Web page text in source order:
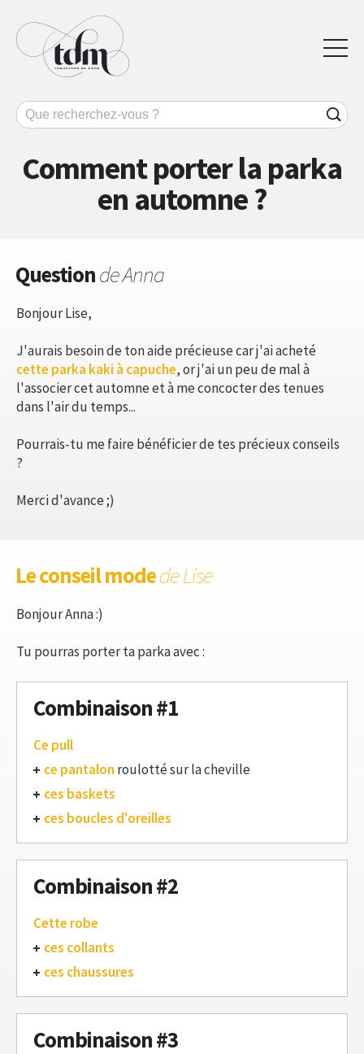
Comment porter la parka
en automne ?
Questionde Anna
Bonjour Lise,
J'aurais besoin de ton aide précieuse car j'ai acheté
cette parka kaki à capuche, or j'ai un peu de mal à
l'associer cet automne et à me concocter des tenues
dans l'air du temps...
Pourrais-tu me faire bénéficier de tes précieux conseils
?
Merci d'avance ;)
Le conseil modede Lise
Bonjour Anna :)
Tu pourras porter ta parka avec :
Combinaison #1
Ce pull
ce pantalon roulotté sur la cheville
ces baskets
ces boucles d'oreilles
Combinaison #2
Cette robe
ces collants
ces chaussures
Combinaison #3